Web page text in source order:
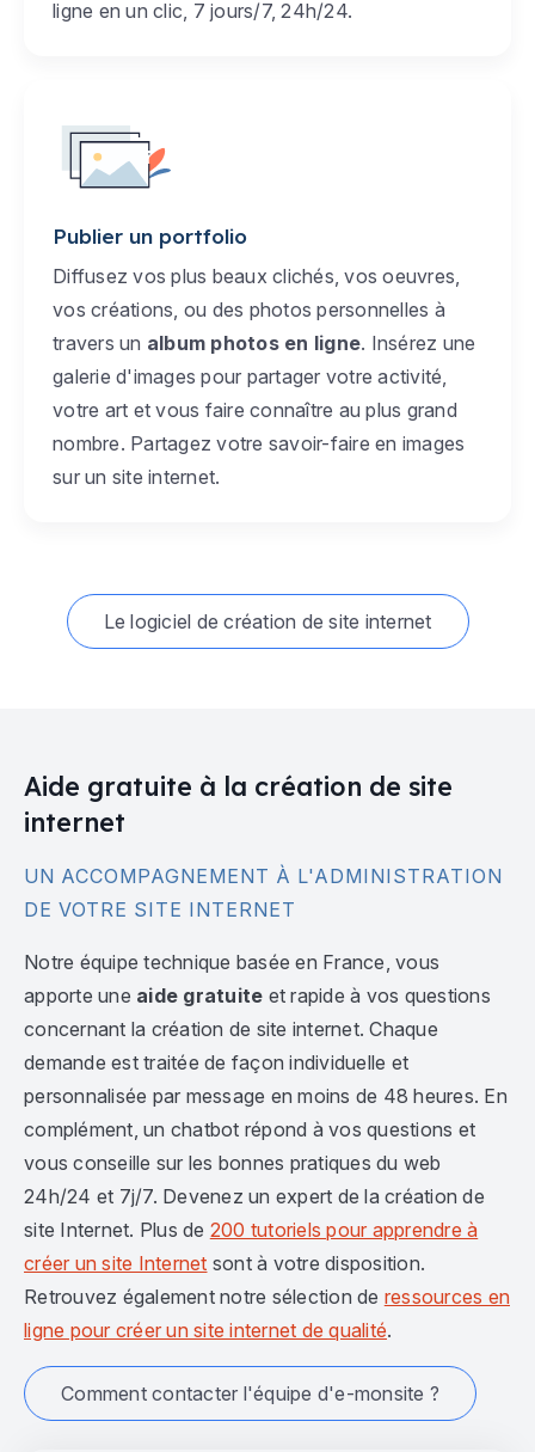
ligne en un clic, 7 jours/7, 24h/24.
Publier un portfolio
Diffusez vos plus beaux clichés, vos oeuvres,
vos créations, ou des photos personnelles à
travers un album photos en ligne. Insérez une
galerie d'images pour partager votre activité,
votre art et vous faire connaître au plus grand
nombre. Partagez votre savoir-faire en images
sur un site internet.
Le logiciel de création de site internet
Aide gratuite à la création de site
internet
UN ACCOMPAGNEMENT À L'ADMINISTRATION
DE VOTRE SITE INTERNET
Notre équipe technique basée en France, vous
apporte une aide gratuite et rapide à vos questions
concernant la création de site internet. Chaque
demande est traitée de façon individuelle et
personnalisée par message en moins de 48 heures. En
complément, un chatbot répond à vos questions et
vous conseille sur les bonnes pratiques du web
24h/24 et 7j/7. Devenez un expert de la création de
site Internet. Plus de 200 tutoriels pour apprendre à
créer un site Internet sont à votre disposition.
Retrouvez également notre sélection de ressources en
ligne pour créer un site internet de qualité.
Comment contacter l'équipe d'e-monsite ?